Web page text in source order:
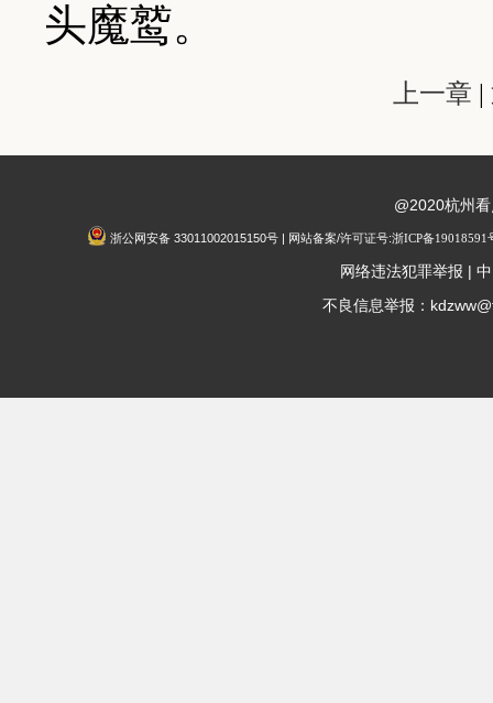
头魔鹫。
上一章 |
@2020杭州
浙公网安备 33011002015150号 | 网站备案/许可证号:浙ICP备19018591
网络违法犯罪举报 |
不良信息举报：